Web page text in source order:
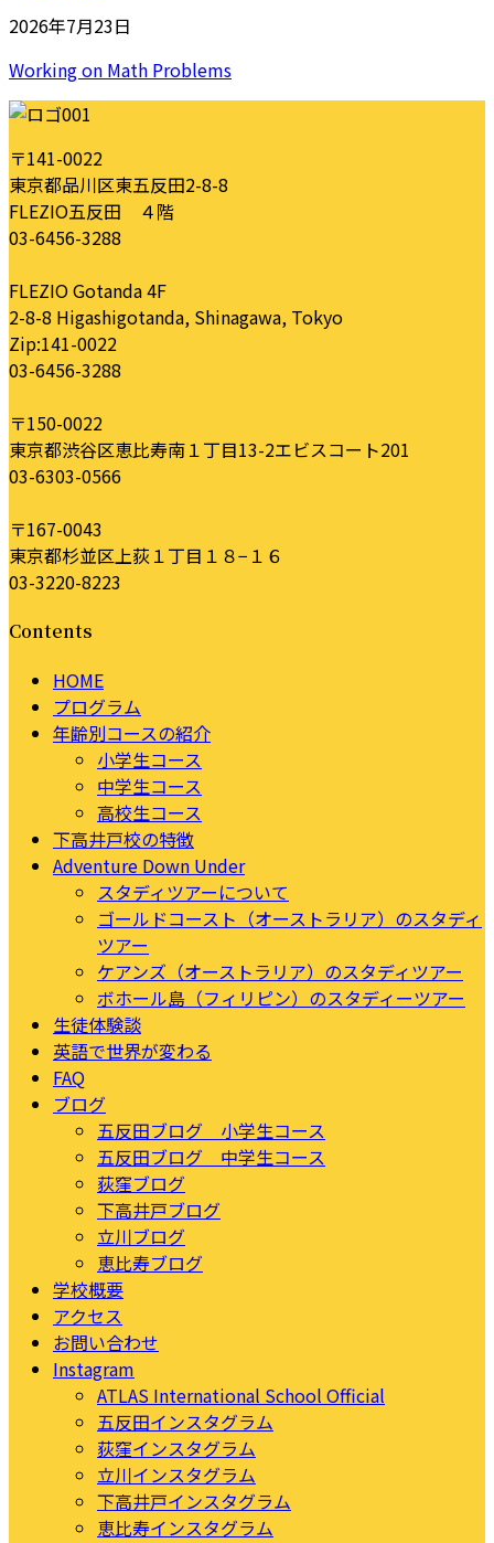
2026年7月23日
Working on Math Problems
〒141-0022
東京都品川区東五反田2-8-8
FLEZIO五反田 ４階
03-6456-3288
FLEZIO Gotanda 4F
2-8-8 Higashigotanda, Shinagawa, Tokyo
Zip:141-0022
03-6456-3288
〒150-0022
東京都渋谷区恵比寿南１丁目13-2エビスコート201
03-6303-0566
〒167-0043
東京都杉並区上荻１丁目１８−１６
03-3220-8223
Contents
HOME
プログラム
年齢別コースの紹介
小学生コース
中学生コース
高校生コース
下高井戸校の特徴
Adventure Down Under
スタディツアーについて
ゴールドコースト（オーストラリア）のスタディ
ツアー
ケアンズ（オーストラリア）のスタディツアー
ボホール島（フィリピン）のスタディーツアー
生徒体験談
英語で世界が変わる
FAQ
ブログ
五反田ブログ 小学生コース
五反田ブログ 中学生コース
荻窪ブログ
下高井戸ブログ
立川ブログ
恵比寿ブログ
学校概要
アクセス
お問い合わせ
Instagram
ATLAS International School Official
五反田インスタグラム
荻窪インスタグラム
立川インスタグラム
下高井戸インスタグラム
恵比寿インスタグラム